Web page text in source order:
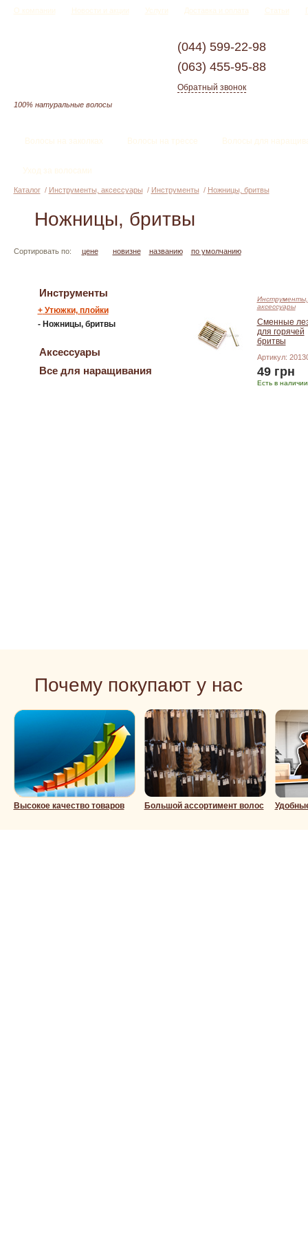
О компании Новости и акции Услуги Доставка и оплата Статьи
100% натуральные волосы
(044) 599-22-98
(063) 455-95-88
Обратный звонок
Волосы на заколках Волосы на трессе Волосы для
Уход за волосами
Каталог/ Инструменты, аксессуары / Инструменты / Ножницы, бритвы
Ножницы, бритвы
Сортировать по: цене новизне названию по умолчанию
Инструменты
+Утюжки, плойки
-Ножницы, бритвы
Аксессуары
Все для наращивания
Инструменты,
аксессуары
Сменные
для горячей
бритвы
Артикул:
49 грн
Есть в наличии
Почему покупают у нас
Высокое качество товаров Большой ассортимент волос